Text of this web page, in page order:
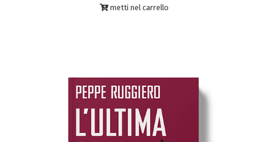
metti nel carrello